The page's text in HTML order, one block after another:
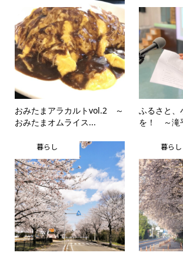
おみたまアラカルトvol.2 ～
おみたまオムライス...
ふるさと、
を！ ～滝
暮らし 暮らし